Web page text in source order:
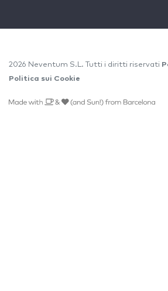
2026 Neventum S.L. Tutti i diritti riservati
Politica sui Cookie